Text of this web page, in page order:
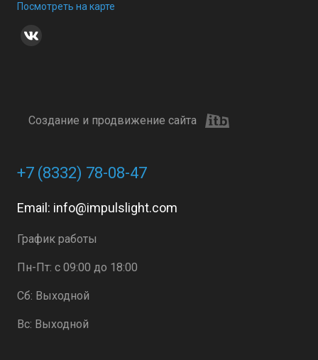
Посмотреть на карте
Создание и продвижение сайта
+7 (8332) 78-08-47
Email: info@impulslight.com
График работы
Пн-Пт: с 09:00 до 18:00
Сб: Выходной
Вс: Выходной